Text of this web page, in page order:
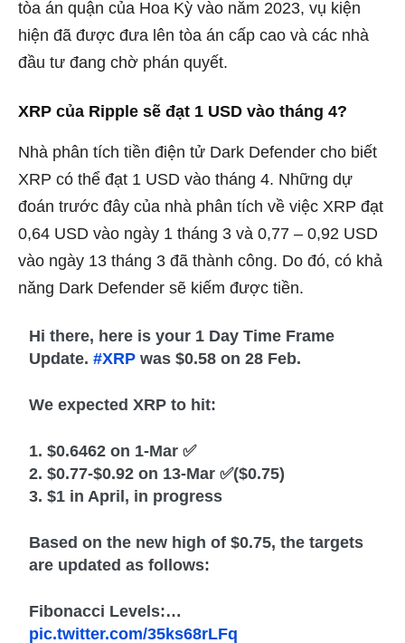
tòa án quận của Hoa Kỳ vào năm 2023, vụ kiện
hiện đã được đưa lên tòa án cấp cao và các nhà
đầu tư đang chờ phán quyết.
XRP của Ripple sẽ đạt 1 USD vào tháng 4?
Nhà phân tích tiền điện tử Dark Defender cho biết
XRP có thể đạt 1 USD vào tháng 4. Những dự
đoán trước đây của nhà phân tích về việc XRP đạt
0,64 USD vào ngày 1 tháng 3 và 0,77 – 0,92 USD
vào ngày 13 tháng 3 đã thành công. Do đó, có khả
năng Dark Defender sẽ kiếm được tiền.
Hi there, here is your 1 Day Time Frame
Update.#XRP was $0.58 on 28 Feb.
We expected XRP to hit:
1. $0.6462 on 1-Mar ✅
2. $0.77-$0.92 on 13-Mar ✅($0.75)
3. $1 in April, in progress
Based on the new high of $0.75, the targets
are updated as follows:
Fibonacci Levels:…
pic.twitter.com/35ks68rLFq